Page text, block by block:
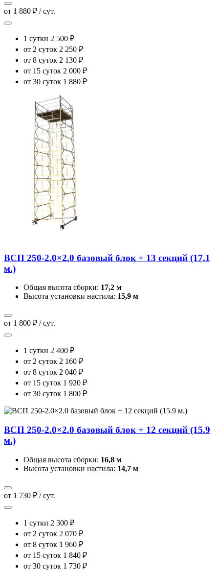
от 1 880 ₽ / сут.
1 сутки 2 500 ₽
от 2 суток 2 250 ₽
от 8 суток 2 130 ₽
от 15 суток 2 000 ₽
от 30 суток 1 880 ₽
ВСП 250-2.0×2.0 базовый блок + 13 секций (17.1
м.)
Общая высота сборки: 17,2 м
Высота установки настила: 15,9 м
от 1 800 ₽ / сут.
1 сутки 2 400 ₽
от 2 суток 2 160 ₽
от 8 суток 2 040 ₽
от 15 суток 1 920 ₽
от 30 суток 1 800 ₽
ВСП 250-2.0×2.0 базовый блок + 12 секций (15.9
м.)
Общая высота сборки: 16,8 м
Высота установки настила: 14,7 м
от 1 730 ₽ / сут.
1 сутки 2 300 ₽
от 2 суток 2 070 ₽
от 8 суток 1 960 ₽
от 15 суток 1 840 ₽
от 30 суток 1 730 ₽